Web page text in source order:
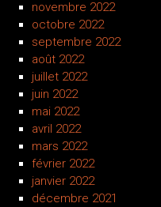
novembre 2022
octobre 2022
septembre 2022
août 2022
juillet 2022
juin 2022
mai 2022
avril 2022
mars 2022
février 2022
janvier 2022
décembre 2021